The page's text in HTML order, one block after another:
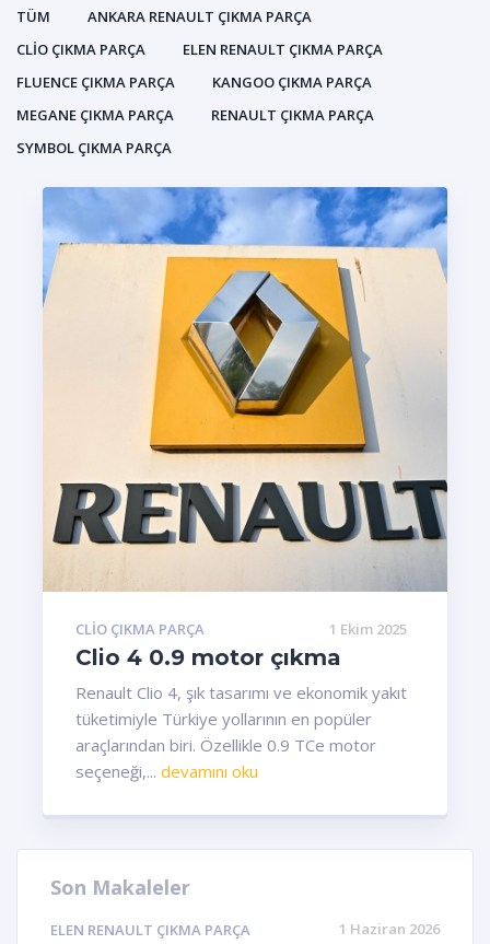
TÜM
ANKARA RENAULT ÇIKMA PARÇA
CLIO ÇIKMA PARÇA
ELEN RENAULT ÇIKMA PARÇA
FLUENCE ÇIKMA PARÇA
KANGOO ÇIKMA PARÇA
MEGANE ÇIKMA PARÇA
RENAULT ÇIKMA PARÇA
SYMBOL ÇIKMA PARÇA
CLIO ÇIKMA PARÇA 1 Ekim 2025
Clio 4 0.9 motor çıkma
Renault Clio 4, şık tasarımı ve ekonomik yakıt
tüketimiyle Türkiye yollarının en popüler
araçlarından biri. Özellikle 0.9 TCe motor
seçeneği,... devamını oku
Son Makaleler
ELEN RENAULT ÇIKMA PARÇA 1 Haziran 2026